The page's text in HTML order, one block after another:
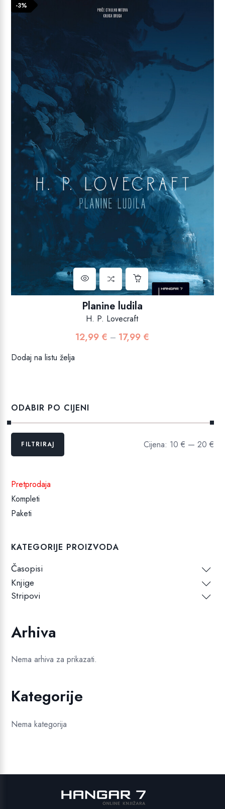
-3%
Planine ludila
H. P. Lovecraft
12,99 € – 17,99 €Raspon
Dodaj na listu želja
ODABIR PO CIJENI
Min
MaksFILTRIRAJ Cijena: 10 € — 20 €
Pretprodaja
Kompleti
Paketi
KATEGORIJE PROIZVODA
Časopisi
Knjige
Stripovi
Arhiva
Nema arhiva za prikazati.
Kategorije
Nema kategorija